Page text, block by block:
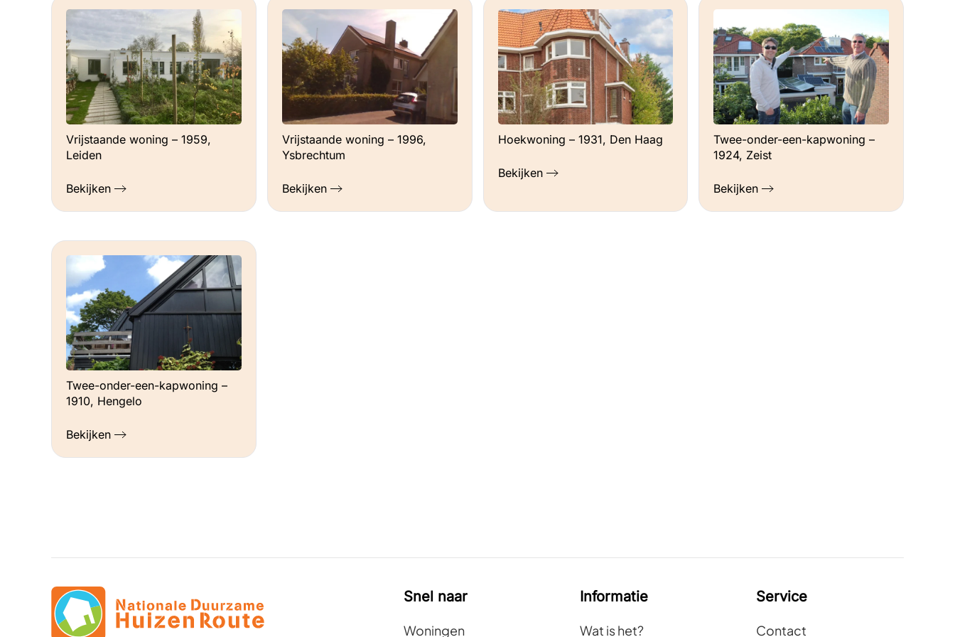
Vrijstaande woning – 1959,
Leiden
Bekijken
Vrijstaande woning – 1996,
Ysbrechtum
Bekijken
Hoekwoning – 1931, Den Haag
Bekijken
Twee-onder-een-kapwoning –
1924, Zeist
Bekijken
Twee-onder-een-kapwoning –
1910, Hengelo
Bekijken
Snel naar
Woningen
Informatie
Wat is het?
Service
Contact